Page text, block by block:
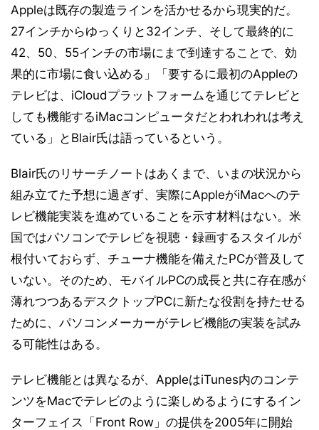
Appleは既存の製造ラインを活かせるから現実的だ。
27インチからゆっくりと32インチ、そして最終的に
42、50、55インチの市場にまで到達することで、効
果的に市場に食い込める」「要するに最初のAppleの
テレビは、iCloudプラットフォームを通じてテレビと
しても機能するiMacコンピュータだとわれわれは考え
ている」とBlair氏は語っているという。
Blair氏のリサーチノートはあくまで、いまの状況から
組み立てた予想に過ぎず、実際にAppleがiMacへのテ
レビ機能実装を進めていることを示す材料はない。米
国ではパソコンでテレビを視聴・録画するスタイルが
根付いておらず、チューナ機能を備えたPCが普及して
いない。そのため、モバイルPCの成長と共に存在感が
薄れつつあるデスクトップPCに新たな役割を持たせる
ために、パソコンメーカーがテレビ機能の実装を試み
る可能性はある。
テレビ機能とは異なるが、AppleはiTunes内のコンテ
ンツをMacでテレビのように楽しめるようにするイン
ターフェイス「Front Row」の提供を2005年に開始